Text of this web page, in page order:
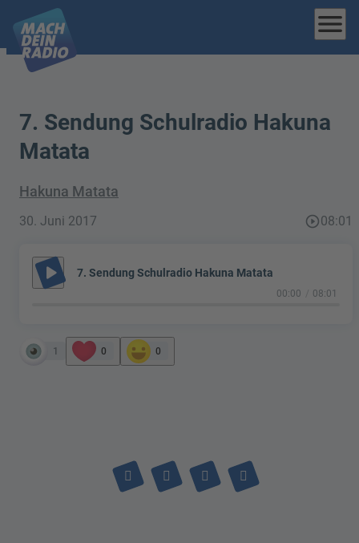
menu
7. Sendung Schulradio Hakuna
Matata
Hakuna Matata
30. Juni 2017 play_circle_outline08:01
play_arrow 7. Sendung Schulradio Hakuna Matata
00:00 08:01
1 0 0